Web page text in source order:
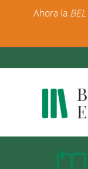
Ahora la BEL